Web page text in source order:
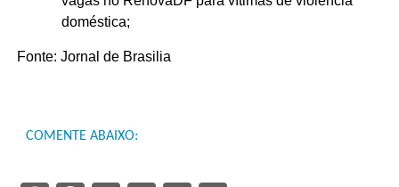
doméstica;
Fonte: Jornal de Brasilia
COMENTE ABAIXO: